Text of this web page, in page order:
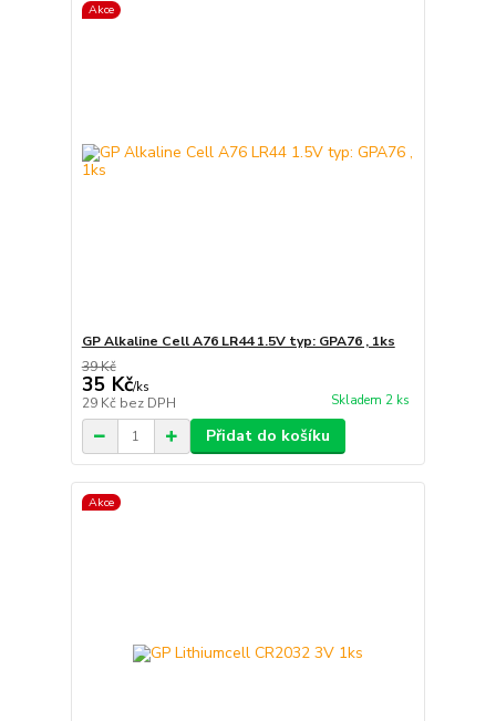
Akce
GP Alkaline Cell A76 LR44 1.5V typ: GPA76 , 1ks
39 Kč
35 Kč/ks
29 Kč bez DPH Skladem 2 ks
Přidat do košíku
Akce